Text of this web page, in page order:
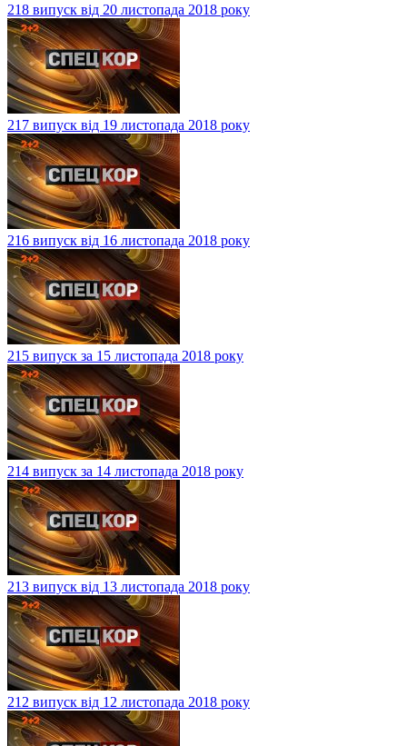
218 випуск від 20 листопада 2018 року
217 випуск від 19 листопада 2018 року
216 випуск від 16 листопада 2018 року
215 випуск за 15 листопада 2018 року
214 випуск за 14 листопада 2018 року
213 випуск від 13 листопада 2018 року
212 випуск від 12 листопада 2018 року